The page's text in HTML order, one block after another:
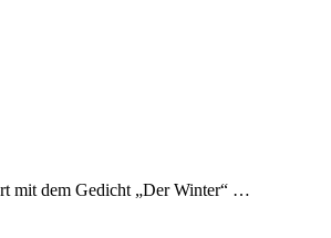
mit dem Gedicht „Der Winter“ …